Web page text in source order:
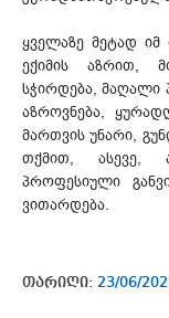
ყველაზე მეტად
ექიმის აზრით,
სჭირდება, მაღალი
აზროვნება,
მართვის უნარი,
თქმით, ასევე,
პროფესიული
ვითარდება.
თარიღი: 23/06/